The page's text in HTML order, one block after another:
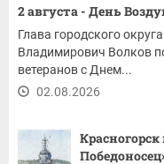
2 августа - День
Глава городского
Владимирович Волков
ветеранов с Днем...
02.08.2026